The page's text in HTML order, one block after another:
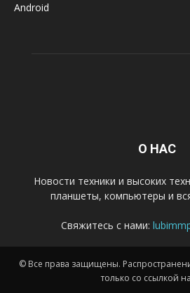
Android
О НАС
Новости техники и высоких
планшеты, компьютеры и
Свяжитесь с нами:
© Все права защищены.
только со ссылкой